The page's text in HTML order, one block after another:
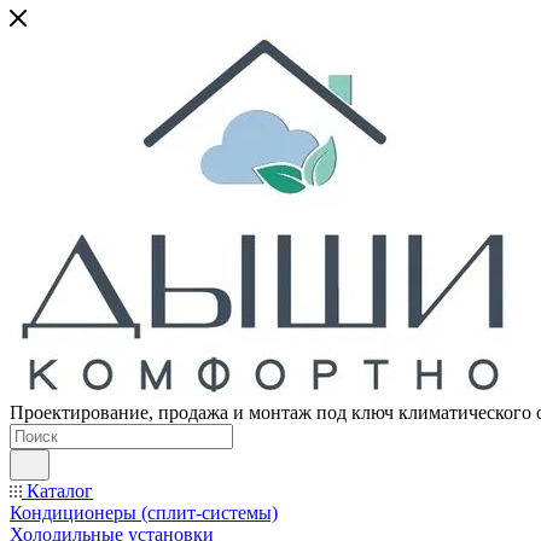
Проектирование, продажа и монтаж под ключ климатического
Каталог
Кондиционеры (сплит-системы)
Холодильные установки